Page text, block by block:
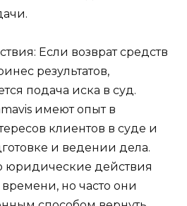
Если возврат средств
результатов,
подача иска в суд.
имеют опыт в
клиентов в суде и
и ведении дела.
юридические действия
времени, но часто они